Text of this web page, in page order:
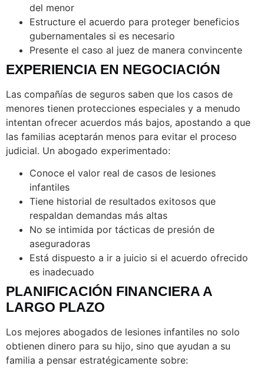
del menor
Estructure el acuerdo para proteger beneficios
gubernamentales si es necesario
Presente el caso al juez de manera convincente
EXPERIENCIA EN NEGOCIACIÓN
Las compañías de seguros saben que los casos de
menores tienen protecciones especiales y a menudo
intentan ofrecer acuerdos más bajos, apostando a que
las familias aceptarán menos para evitar el proceso
judicial. Un abogado experimentado:
Conoce el valor real de casos de lesiones
infantiles
Tiene historial de resultados exitosos que
respaldan demandas más altas
No se intimida por tácticas de presión de
aseguradoras
Está dispuesto a ir a juicio si el acuerdo ofrecido
es inadecuado
PLANIFICACIÓN FINANCIERA A
LARGO PLAZO
Los mejores abogados de lesiones infantiles no solo
obtienen dinero para su hijo, sino que ayudan a su
familia a pensar estratégicamente sobre: